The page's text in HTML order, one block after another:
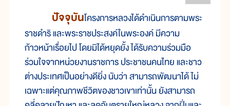
ปัจจุบันโครงการหลวงได้ดำเนินการตามพระ
ราชดำริ และพระราชประสงค์ในพระองค์ มีความ
ก้าวหน้าเรื่อยไป โดยมิได้หยุดยั้ง ได้รับความร่วมมือ
ร่วมใจจากหน่วยงานราชการ ประชาชนคนไทย และชาว
ต่างประเทศเป็นอย่างดียิ่ง นับว่า สามารถพัฒนาได้ ไม่
เฉพาะแต่คุณภาพชีวิตของชาวเขาเท่านั้น ยังสามารถ